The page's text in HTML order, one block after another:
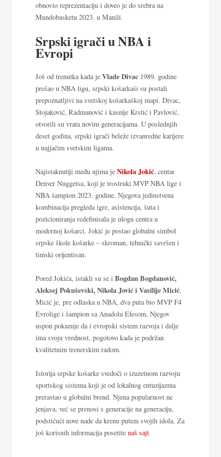
obnovio reprezentaciju i doveo je do srebra na
Mundobasketu 2023. u Manili.
Srpski igrači u NBA i
Evropi
Još od trenutka kada je Vlade Divac 1989. godine
prešao u NBA ligu, srpski košarkaši su postali
prepoznatljivi na svetskoj košarkaškoj mapi. Divac,
Stojaković, Radmanović i kasnije Krstić i Pavlović,
otvorili su vrata novim generacijama. U poslednjih
deset godina, srpski igrači beleže izvanredne karijere
u najjačim svetskim ligama.
Najistaknutiji među njima je Nikola Jokić, centar
Denver Nuggetsa, koji je trostruki MVP NBA lige i
NBA šampion 2023. godine. Njegova jedinstvena
kombinacija pregleda igre, asistencija, šuta i
pozicioniranja redefinisala je ulogu centra u
modernoj košarci. Jokić je postao globalni simbol
srpske škole košarke – skroman, tehnički savršen i
timski orijentisan.
Pored Jokića, istakli su se i Bogdan Bogdanović,
Aleksej Pokuševski, Nikola Jović i Vasilije Micić.
Micić je, pre odlaska u NBA, dva puta bio MVP F4
Evrolige i šampion sa Anadolu Efesom. Njegov
uspon pokazuje da i evropski sistem razvoja i dalje
ima svoju vrednost, pogotovo kada je podržan
kvalitetnim trenerskim radom.
Istorija srpske košarke svedoči o izuzetnom razvoju
sportskog sistema koji je od lokalnog entuzijazma
prerastao u globalni brend. Njena popularnost ne
jenjava, već se prenosi s generacije na generaciju,
podstičući nove nade da krenu putem svojih idola. Za
još korisnih informacija posetite naš sajt.